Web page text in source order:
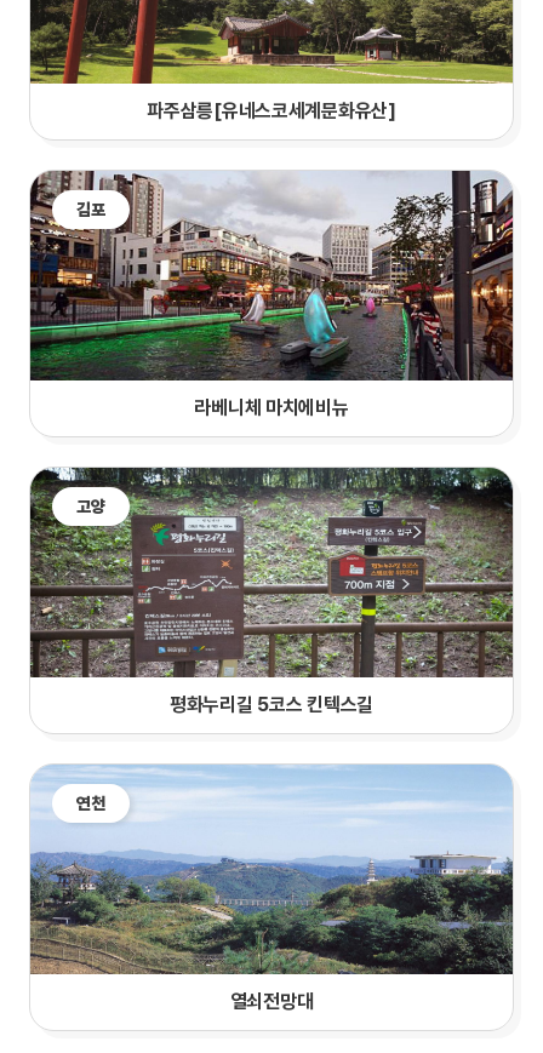
파주삼릉[유네스코세계문화유산]
김포
라베니체 마치에비뉴
고양
평화누리길 5코스 킨텍스길
연천
열쇠전망대